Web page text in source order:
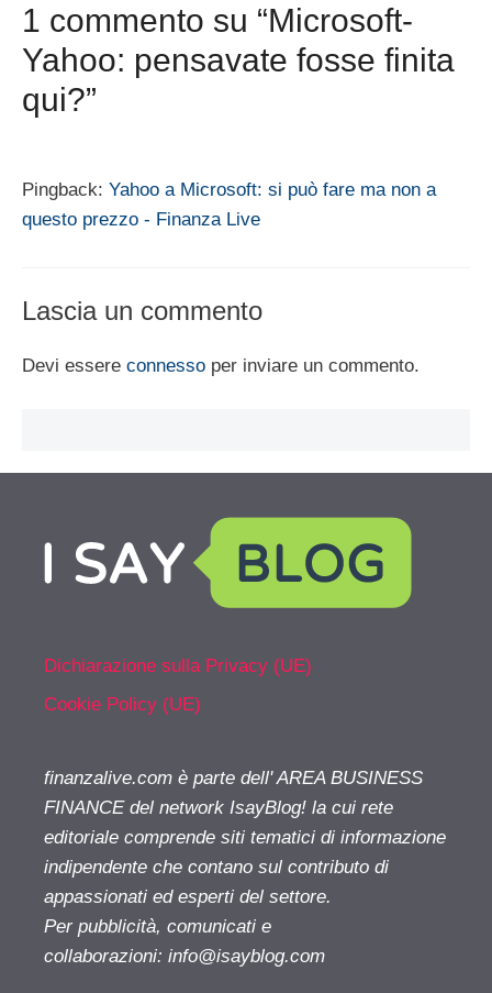
1 commento su “Microsoft-
Yahoo: pensavate fosse finita
qui?”
Pingback: Yahoo a Microsoft: si può fare ma non a
questo prezzo - Finanza Live
Lascia un commento
Devi essere connesso per inviare un commento.
Dichiarazione sulla Privacy (UE)
Cookie Policy (UE)
finanzalive.com è parte dell' AREA BUSINESS
FINANCE del network IsayBlog! la cui rete
editoriale comprende siti tematici di informazione
indipendente che contano sul contributo di
appassionati ed esperti del settore.
Per pubblicità, comunicati e
collaborazioni: info@isayblog.com